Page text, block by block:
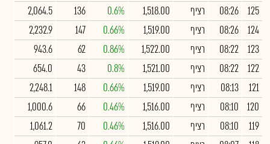
125
08:26 רציף 1,518.00
0.6%
136
2,064.5
124
08:26 רציף 1,519.00
0.66%
147
2,232.9
123
08:22 רציף 1,522.00
0.86%
62
943.6
122
08:22 רציף 1,521.00
0.8%
43
654.0
121
08:13 רציף 1,519.00
0.66%
148
2,248.1
120
08:10 רציף 1,516.00
0.46%
66
1,000.6
119
08:10 רציף 1,516.00
0.46%
70
1,061.2